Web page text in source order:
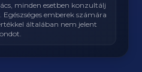
minden esetben konzultálj
emberek számára
általában nem jelent